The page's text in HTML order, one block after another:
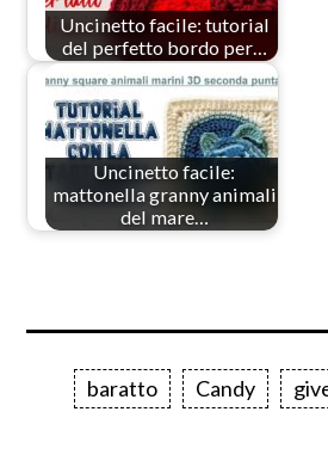
Uncinetto facile: tutorial
del perfetto bordo per…
Uncinetto facile:
mattonella granny animali
del mare…
baratto Candy